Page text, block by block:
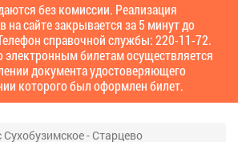
без комиссии. Реализация
на сайте закрывается за 5 минут до
справочной службы: 220-11-72.
электронным билетам осуществляется
документа удостоверяющего
которого был оформлен билет.
Сухобузимское - Старцево